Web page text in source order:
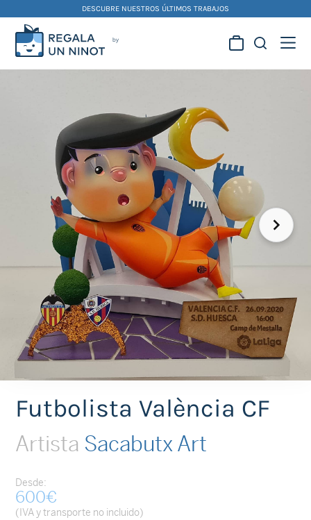
content
DESCUBRE NUESTROS ÚLTIMOS TRABAJOS
Futbolista València CF
Artista Sacabutx Art
Desde:
600€
(IVA y transporte no incluido)